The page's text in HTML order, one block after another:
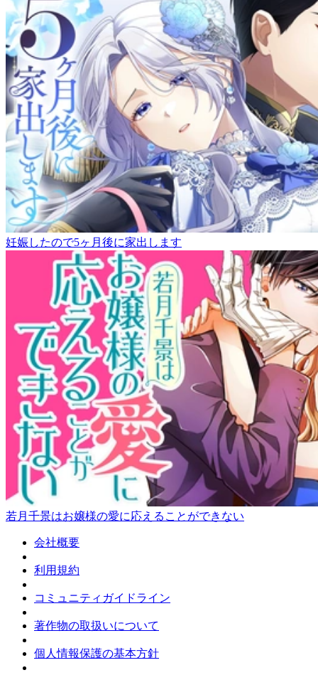
妊娠したので5ヶ月後に家出します
若月千景はお嬢様の愛に応えることができない
会社概要
利用規約
コミュニティガイドライン
著作物の取扱いについて
個人情報保護の基本方針